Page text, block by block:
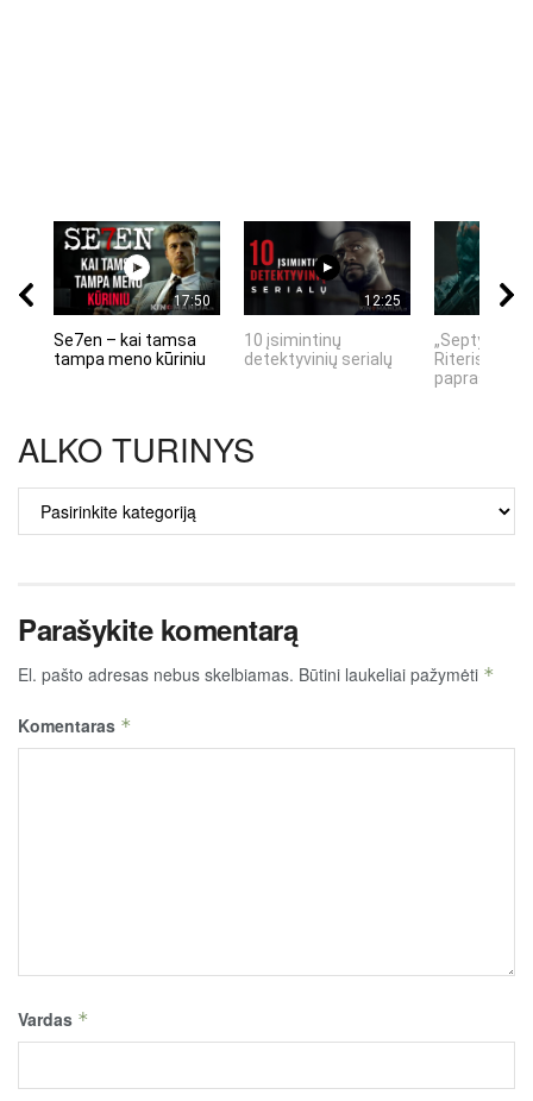
17:50
Se7en – kai tamsa
tampa meno kūriniu
12:25
10 įsimintinų
detektyvinių serialų
„Septynių
Riteris" – kai
ALKO TURINYS
TURINYS
Parašykite komentarą
El. pašto adresas nebus skelbiamas. Būtini laukeliai pažymėti *
Komentaras *
Vardas *